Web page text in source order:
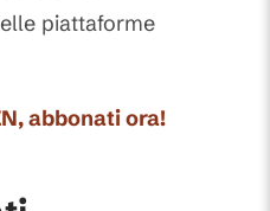
piattaforme
abbonati ora!